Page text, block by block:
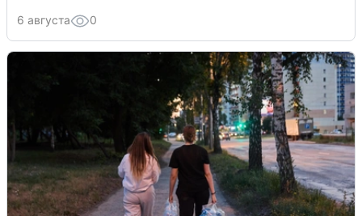
6 августа 0